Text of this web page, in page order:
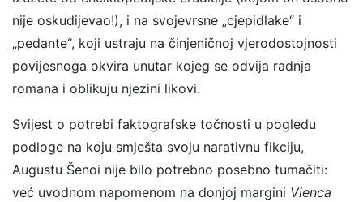
nije oskudijevao!), i na svojevrsne „cjepidlake“ i
„pedante“, koji ustraju na činjeničnoj vjerodostojnosti
povijesnoga okvira unutar kojeg se odvija radnja
romana i oblikuju njezini likovi.
Svijest o potrebi faktografske točnosti u pogledu
podloge na koju smješta svoju narativnu fikciju,
Augustu Šenoi nije bilo potrebno posebno tumačiti:
već uvodnom napomenom na donjoj margini Vienca